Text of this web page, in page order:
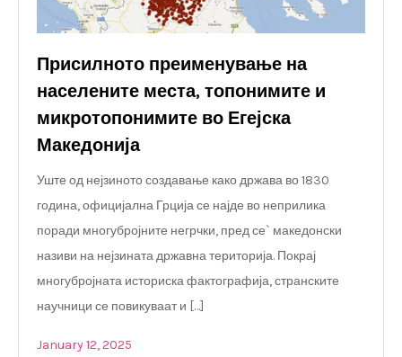
Присилното преименување на
населените места, топонимите и
микротопонимите во Егејска
Македонија
Уште од нејзиното создавање како држава во 1830
година, официјална Грција се најде во неприлика
поради многубројните негрчки, пред се` македонски
називи на нејзината државна територија. Покрај
многубројната историска фактографија, странските
научници се повикуваат и […]
January 12, 2025